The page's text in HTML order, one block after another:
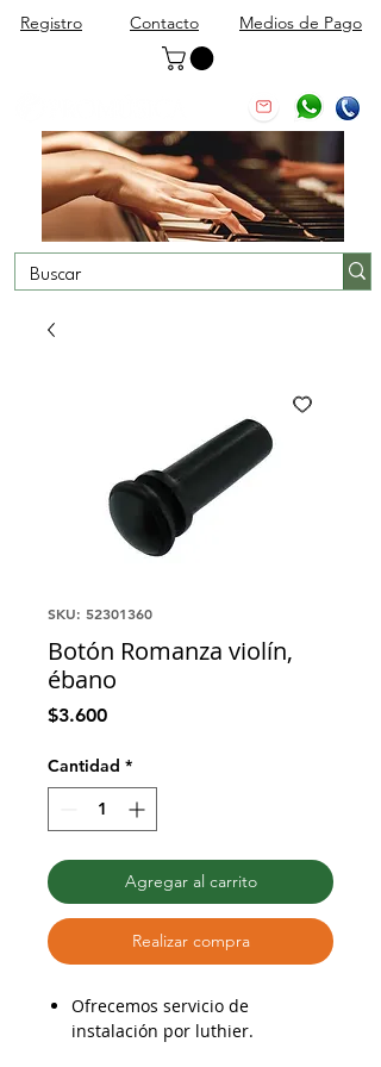
Registro Contacto Medios de Pago
SKU: 52301360
Botón Romanza violín,
ébano
$3.600Precio
Cantidad *
Agregar al carrito
Realizar compra
Ofrecemos servicio de
instalación por luthier.